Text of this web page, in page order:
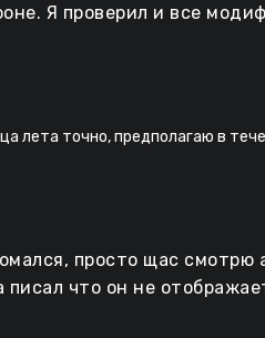
Я проверил и все
лета точно, предполагаю в
просто щас
писал что он не